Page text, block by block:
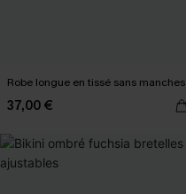
Robe longue en tissé sans manches
37,00 €